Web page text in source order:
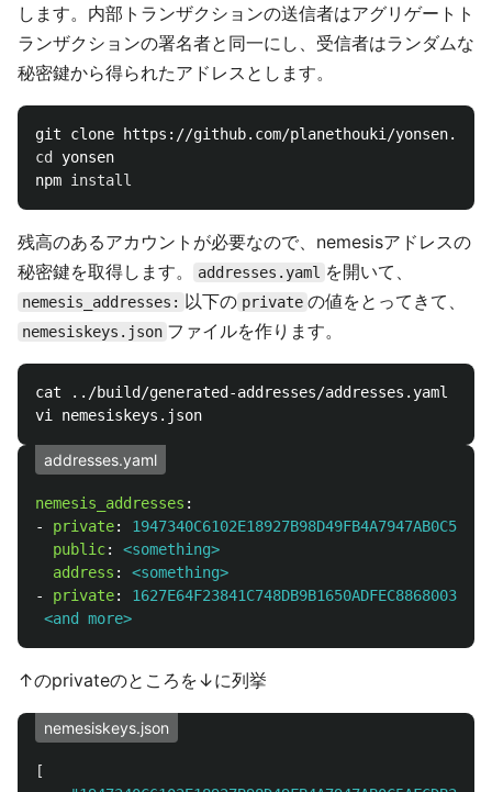
します。内部トランザクションの送信者はアグリゲートト
ランザクションの署名者と同一にし、受信者はランダムな
秘密鍵から得られたアドレスとします。
cd yonsen
npm install
残高のあるアカウントが必要なので、nemesisアドレスの
秘密鍵を取得します。
addresses.yaml を開いて、
nemesis_addresses: 以下の private の値をとってきて、
nemesiskeys.json ファイルを作ります。
cat ../build/generated-addresses/addresses.yaml
addresses.yaml
nemesis_addresses :
-
private:
public:
<something>
address :
<something>
-
private:
<and more>
↑のprivateのところを↓に列挙
nemesiskeys.json
[